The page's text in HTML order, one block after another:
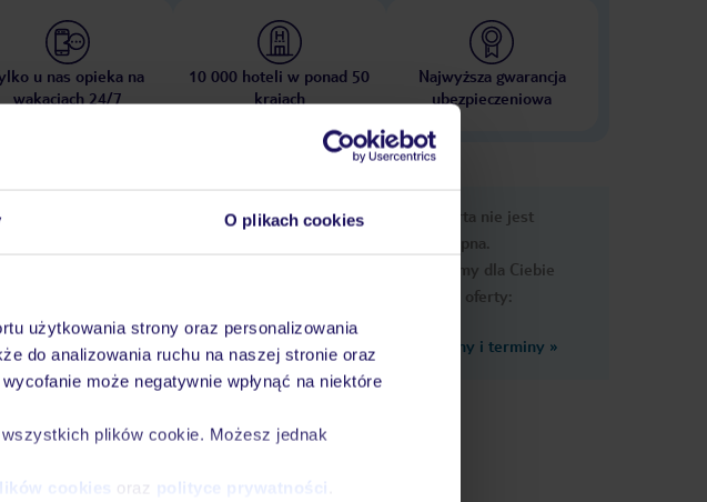
O plikach cookies
użytkowania strony oraz personalizowania
do analizowania ruchu na naszej stronie oraz
może negatywnie wpłynąć na niektóre
plików cookie. Możesz jednak
cookies oraz polityce prywatności
u nas opieka na
wakacjach 24/7
10 000 hoteli w ponad 50
krajach
Najwyższa gwarancja
ubezpieczeniowa
Ważne informacje
ulicą
pralnia: za opłatą
Ups, ta oferta nie jest
dostępna.
Przygotowaliśmy dla Ciebie
podobne oferty:
Zobacz inne ceny i terminy »